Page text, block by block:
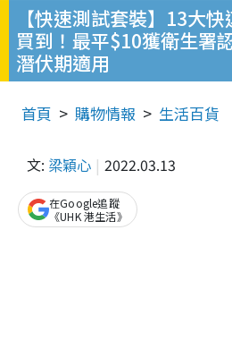
【快速測試套裝】13大
買到！最平$10獲衛生署
潛伏期適用
首頁 購物情報 生活百貨
文: 梁穎心 2022.03.13
在Google追蹤
《UHK 港生活》